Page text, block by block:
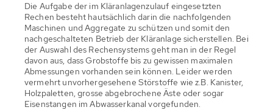
Die Aufgabe der im Kläranlagenzulauf eingesetzten
Rechen besteht hautsächlich darin die nachfolgenden
Maschinen und Aggregate zu schützen und somit den
nachgeschalteten Betrieb der Kläranlage sicherstellen. Bei
der Auswahl des Rechensystems geht man in der Regel
davon aus, dass Grobstoffe bis zu gewissen maximalen
Abmessungen vorhanden sein können. Leider werden
vermehrt unvorhergesehene Störstoffe wie z.B. Kanister,
Holzpaletten, grosse abgebrochene Äste oder sogar
Eisenstangen im Abwasserkanal vorgefunden.